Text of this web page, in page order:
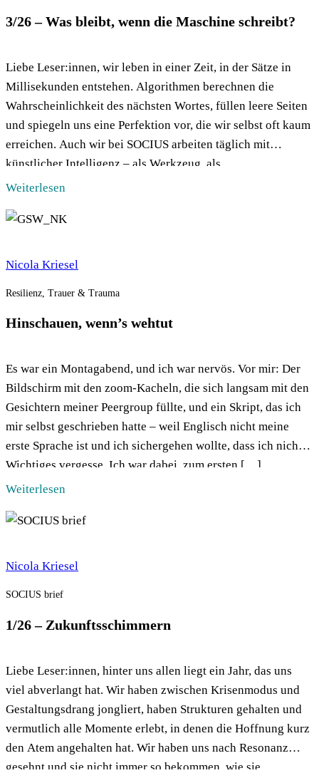
3/26 – Was bleibt, wenn die Maschine schreibt?
Liebe Leser:innen, wir leben in einer Zeit, in der Sätze in
Millisekunden entstehen. Algorithmen berechnen die
Wahrscheinlichkeit des nächsten Wortes, füllen leere Seiten
und spiegeln uns eine Perfektion vor, die wir selbst oft kaum
erreichen. Auch wir bei SOCIUS arbeiten täglich mit
künstlicher Intelligenz – als Werkzeug, als
Sparringspartnerin, als Echo. Doch während wir die […]
Weiterlesen
Nicola Kriesel
Resilienz, Trauer & Trauma
Hinschauen, wenn’s wehtut
Es war ein Montagabend, und ich war nervös. Vor mir: Der
Bildschirm mit den zoom-Kacheln, die sich langsam mit den
Gesichtern meiner Peergroup füllte, und ein Skript, das ich
mir selbst geschrieben hatte – weil Englisch nicht meine
erste Sprache ist und ich sichergehen wollte, dass ich nichts
Wichtiges vergesse. Ich war dabei, zum ersten […]
Weiterlesen
Nicola Kriesel
SOCIUS brief
1/26 – Zukunftsschimmern
Liebe Leser:innen, hinter uns allen liegt ein Jahr, das uns
viel abverlangt hat. Wir haben zwischen Krisenmodus und
Gestaltungsdrang jongliert, haben Strukturen gehalten und
vermutlich alle Momente erlebt, in denen die Hoffnung kurz
den Atem angehalten hat. Wir haben uns nach Resonanz
gesehnt und sie nicht immer so bekommen, wie sie